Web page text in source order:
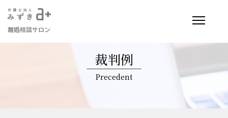
離婚相談サロン
裁判例
Precedent